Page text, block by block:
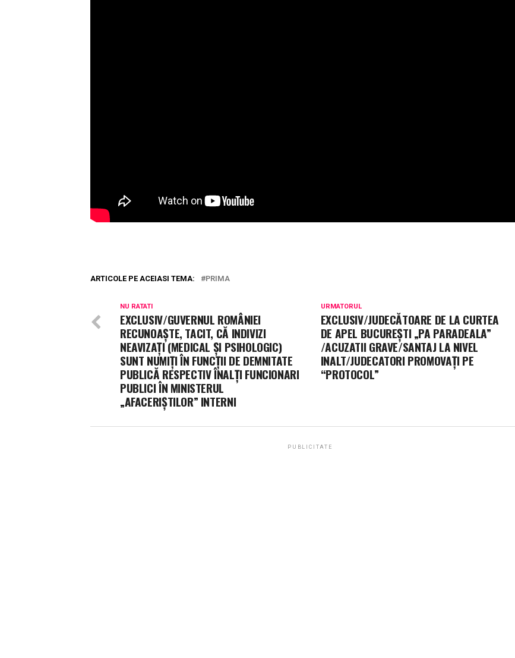
ARTICOLE PE ACEIASI TEMA: PRIMA
URMATORUL
EXCLUSIV/JUDECĂTOARE DE LA CURTEA
DE APEL BUCUREȘTI „PA PARADEALA”
/ACUZATII GRAVE/SANTAJ LA NIVEL
INALT/JUDECATORI PROMOVAȚI PE
“PROTOCOL”
NU RATATI
EXCLUSIV/GUVERNUL ROMÂNIEI
RECUNOAȘTE, TACIT, CĂ INDIVIZI
NEAVIZAȚI (MEDICAL ȘI PSIHOLOGIC)
SUNT NUMIȚI ÎN FUNCȚII DE DEMNITATE
PUBLICĂ RESPECTIV ÎNALȚI FUNCIONARI
PUBLICI ÎN MINISTERUL
„AFACERIȘTILOR” INTERNI
PUBLICITATE